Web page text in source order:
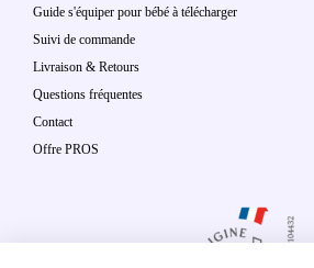
Guide s'équiper pour bébé à télécharger
Suivi de commande
Livraison & Retours
Questions fréquentes
Contact
Offre PROS